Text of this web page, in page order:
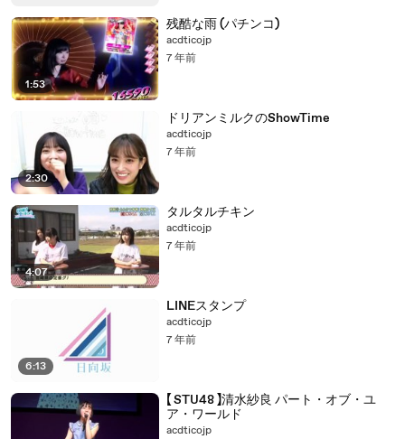
1:53
残酷な雨 (パチンコ)
acdticojp
7 年前
2:30
ドリアンミルクのShowTime
acdticojp
7 年前
4:07
タルタルチキン
acdticojp
7 年前
6:13
LINEスタンプ
acdticojp
7 年前
【 STU48 】清水紗良 パート・オブ・ユ
ア・ワールド
acdticojp